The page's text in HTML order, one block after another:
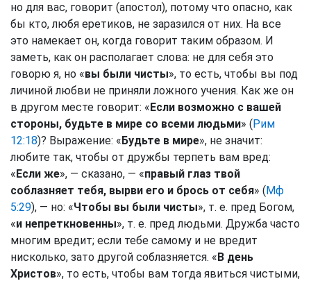
но для вас, говорит (апостол), потому что опасно, как
бы кто, любя еретиков, не заразился от них. На все
это намекает он, когда говорит таким образом. И
заметь, как он располагает слова: не для себя это
говорю я, но «вы были чисты», то есть, чтобы вы под
личиной любви не приняли ложного учения. Как же он
в другом месте говорит: «Если возможно с вашей
стороны, будьте в мире со всеми людьми» (Рим
12:18)? Выражение: «Будьте в мире», не значит:
любите так, чтобы от дружбы терпеть вам вред:
«Если же», — сказано, — «правый глаз твой
соблазняет тебя, вырви его и брось от себя» (Мф
5:29), — но: «Чтобы вы были чисты», т. е. пред Богом,
«и непреткновенны», т. е. пред людьми. Дружба часто
многим вредит; если тебе самому и не вредит
нисколько, зато другой соблазняется. «В день
Христов», то есть, чтобы вам тогда явиться чистыми,